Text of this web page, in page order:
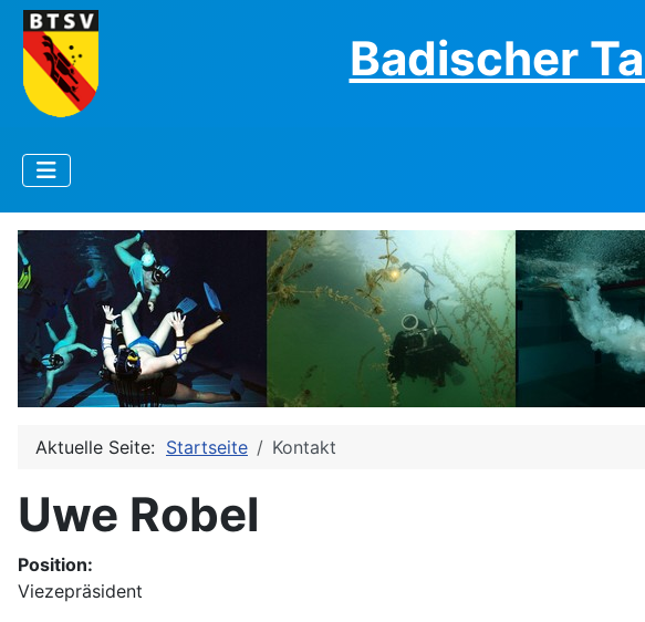
Badischer
Aktuelle Seite: Startseite Kontakt
Uwe Robel
Position:
Viezepräsident